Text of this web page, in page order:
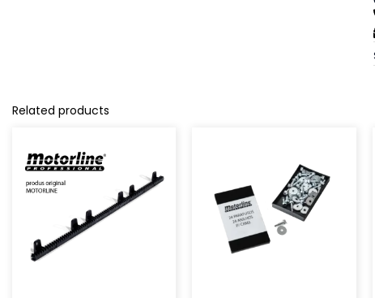
Related products